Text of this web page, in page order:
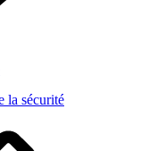
la sécurité